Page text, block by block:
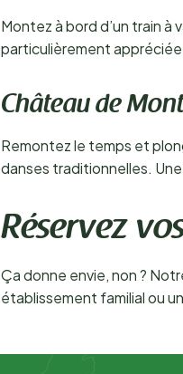
Montez à bord d’un train
particulièrement
Château de
Remontez le temps et
danses traditionnelles.
Réservez
Ça donne envie, non ?
établissement familial ou